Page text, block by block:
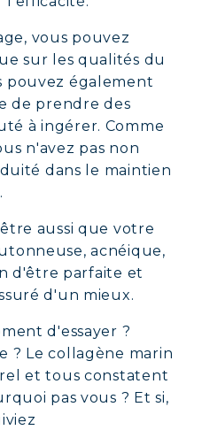
: PEAU,
& VITALITÉ
EXPERT
: PEAU,
SUBLIMES
: FORCE,
: AFFINEZ ET
CORPS
CHEVEUX :
DOULEURS
VOTRE
vous pouvez
sur les qualités du
pouvez également
de prendre des
à ingérer. Comme
n'avez pas non
dans le maintien
aussi que votre
acnéique,
d'être parfaite et
d'un mieux.
d'essayer ?
? Le collagène marin
et tous constatent
pas vous ? Et si,